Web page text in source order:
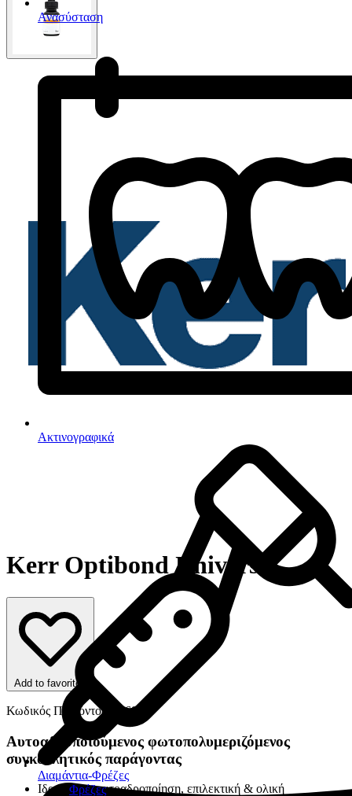
Ανασύσταση
Ακτινογραφικά
Διαμάντια-Φρέζες
Φρέζες
Kerr Optibond Universal
Add to favorites
Κωδικός Προϊόντος: 21683
Αυτοαδροποιούμενος φωτοπολυμεριζόμενος
συγκολλητικός παράγοντας
Ιδανικό για αυτοαδροποίηση, επιλεκτική & ολική